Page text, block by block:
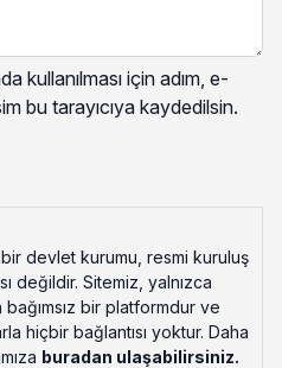
kullanılması için adım, e-
bu tarayıcıya kaydedilsin.
devlet kurumu, resmi kuruluş
değildir. Sitemiz, yalnızca
bir platformdur ve
hiçbir bağlantısı yoktur. Daha
buradan ulaşabilirsiniz.